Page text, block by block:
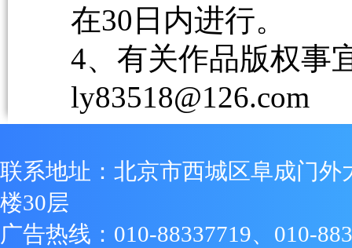
在30日内进行。
4、有关作品版权事
ly83518@126.com
联系地址：北京市西城区阜成门外
楼30层
广告热线：010-88337719、010-